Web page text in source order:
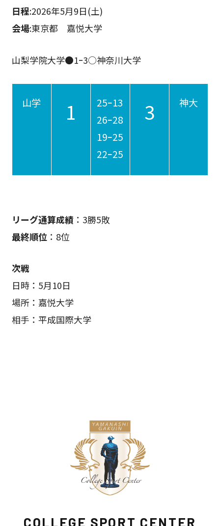
日程:2026年5月9日(土)
会場:東京都 嘉悦大学
山梨学院大学●1ｰ3○神奈川大学
山学 1
25ｰ13
26ｰ28
19ｰ25
22ｰ25
3 神大
リーグ通算成績：3勝5敗
最終順位 ：8位
次戦
日時：5月10日
場所：嘉悦大学
相手：平成国際大学
COLLEGE SPORT CENTER